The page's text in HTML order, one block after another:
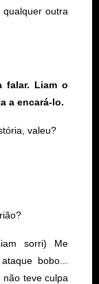
qualquer outra
falar. Liam o
a encará-lo.
valeu?
sorri) Me
bobo...
teve culpa